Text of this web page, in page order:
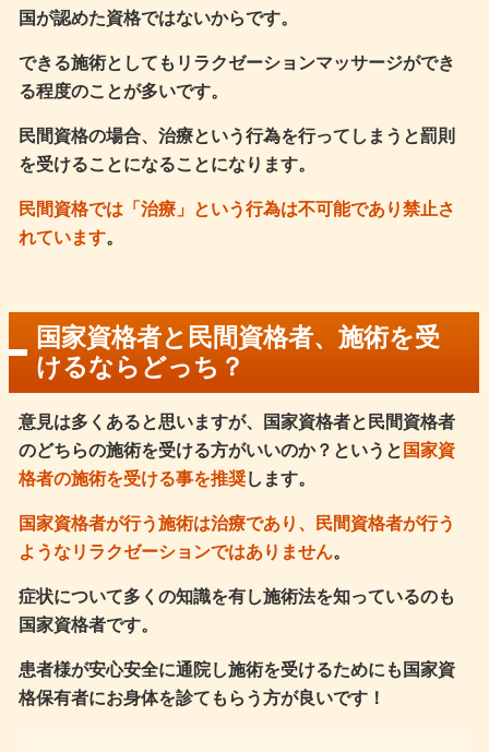
国が認めた資格ではないからです。
できる施術としてもリラクゼーションマッサージができ
る程度のことが多いです。
民間資格の場合、治療という行為を行ってしまうと罰則
を受けることになることになります。
民間資格では「治療」という行為は不可能であり禁止さ
れています。
国家資格者と民間資格者、施術を受
けるならどっち？
意見は多くあると思いますが、国家資格者と民間資格者
のどちらの施術を受ける方がいいのか？というと 国家資
格者の施術を受ける事を推奨します。
国家資格者が行う施術は治療であり、民間資格者が行う
ようなリラクゼーションではありません。
症状について多くの知識を有し施術法を知っているのも
国家資格者です。
患者様が安心安全に通院し施術を受けるためにも国家資
格保有者にお身体を診てもらう方が良いです！